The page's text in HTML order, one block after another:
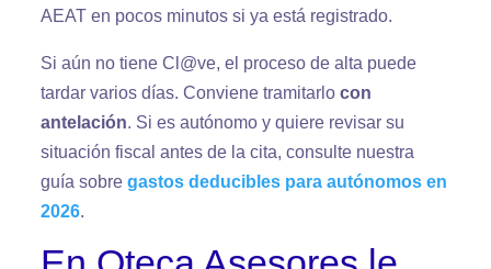
AEAT en pocos minutos si ya está registrado.
Si aún no tiene Cl@ve, el proceso de alta puede
tardar varios días. Conviene tramitarlo con
antelación. Si es autónomo y quiere revisar su
situación fiscal antes de la cita, consulte nuestra
guía sobre gastos deducibles para autónomos en
2026.